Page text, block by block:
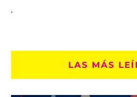
LAS MÁS